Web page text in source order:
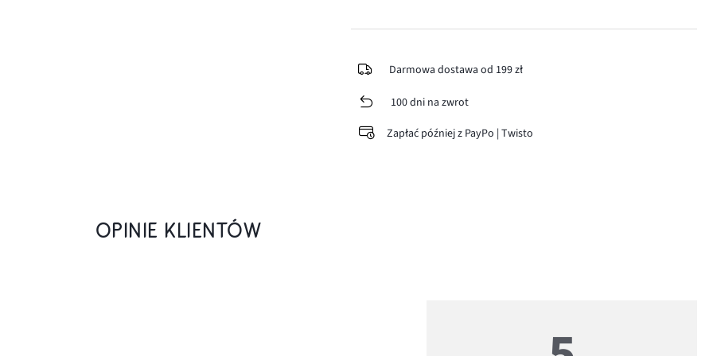
Darmowa dostawa od 199 zł
100 dni na zwrot
Zapłać później z PayPo | Twisto
OPINIE KLIENTÓW